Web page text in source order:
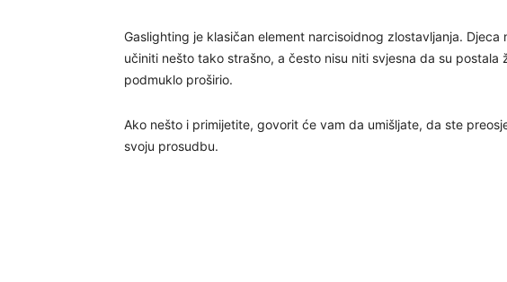
Gaslighting je klasičan element narcisoidnog zlostavljanja.
učiniti nešto tako strašno, a često nisu niti svjesna da su
podmuklo proširio.
Ako nešto i primijetite, govorit će vam da umišljate, da ste
svoju prosudbu.